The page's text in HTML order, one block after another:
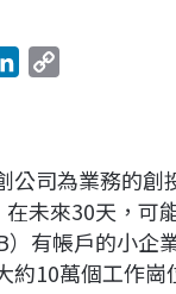
e
d
n
L
i
n
k
公司為業務的創
未來30天，可
）有帳戶的小企
約10萬個工作崗